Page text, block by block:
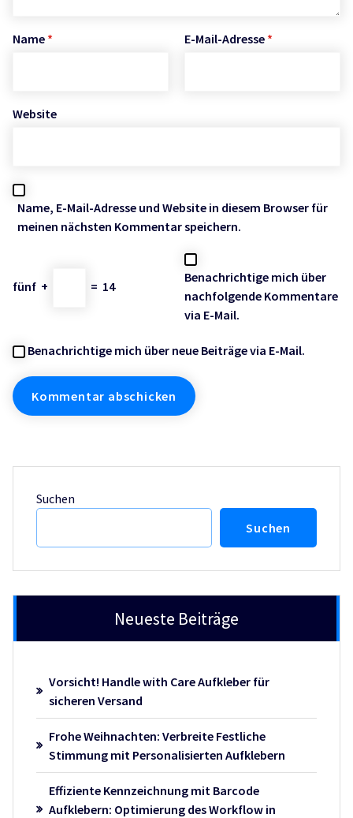
Name * E-Mail-Adresse *
Website
Name, E-Mail-Adresse und Website in diesem Browser für
meinen nächsten Kommentar speichern.
fünf + = 14
Benachrichtige mich über
nachfolgende Kommentare
via E-Mail.
Benachrichtige mich über neue Beiträge via E-Mail.
Suchen
Suchen
Neueste Beiträge
Vorsicht! Handle with Care Aufkleber für
sicheren Versand
Frohe Weihnachten: Verbreite Festliche
Stimmung mit Personalisierten Aufklebern
Effiziente Kennzeichnung mit Barcode
Aufklebern: Optimierung des Workflow in